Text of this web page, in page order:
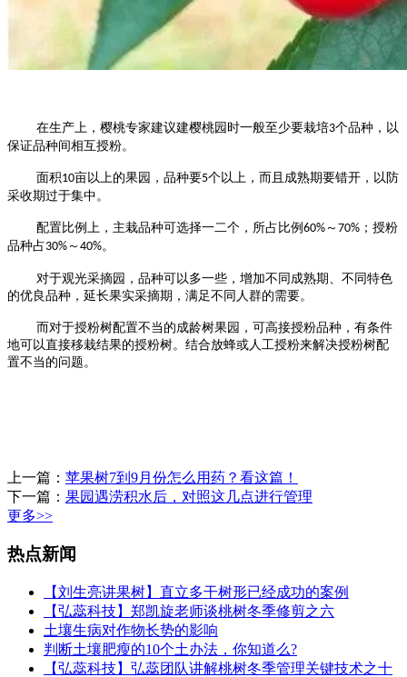
在生产上，樱桃专家建议建樱桃园时一般至少要栽培3个品种，以
保证品种间相互授粉。
面积10亩以上的果园，品种要5个以上，而且成熟期要错开，以防
采收期过于集中。
配置比例上，主栽品种可选择一二个，所占比例 60% ～ 70% ；授粉
品种占30% ～ 40%。
对于观光采摘园，品种可以多一些，增加不同成熟期、不同特色
的优良品种，延长果实采摘期，满足不同人群的需要。
而对于授粉树配置不当的成龄树果园，可高接授粉品种，有条件
地可以直接移栽结果的授粉树。结合放蜂或人工授粉来解决授粉树配
置不当的问题。
上一篇： 苹果树7到9月份怎么用药？看这篇！
下一篇： 果园遇涝积水后，对照这几点进行管理
更多>>
热点新闻
【刘生亮讲果树】直立多干树形已经成功的案例
【弘蕊科技】郑凯旋老师谈桃树冬季修剪之六
土壤生病对作物长势的影响
判断土壤肥瘦的10个土办法，你知道么?
【弘蕊科技】弘蕊团队讲解桃树冬季管理关键技术之十